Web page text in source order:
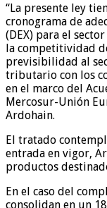
“La presente ley
cronograma de
(DEX) para el
la competitividad
previsibilidad al
tributario con los
en el marco del
Mercosur-Unión
Ardohain.
El tratado
entrada en vigor,
productos
En el caso del
consolidan en un